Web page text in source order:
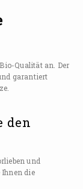
Qualität an. Der
garantiert
den
und
Ihnen die